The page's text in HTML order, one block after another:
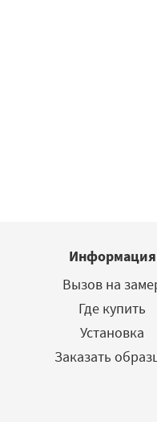
Информация
Вызов на
Где купить
Установка
Заказать